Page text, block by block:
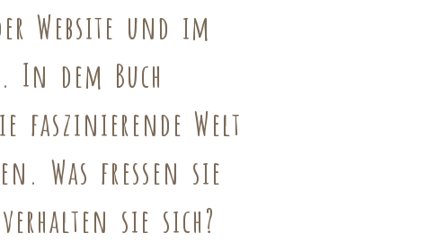
Website und im
In dem Buch
faszinierende Welt
Was fressen sie
sie sich?